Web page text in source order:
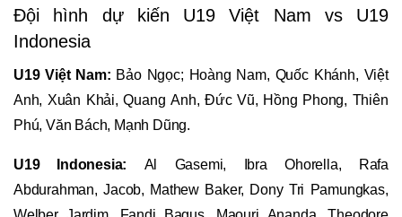
Đội hình dự kiến U19 Việt Nam vs U19
Indonesia
U19 Việt Nam: Bảo Ngọc; Hoàng Nam, Quốc Khánh, Việt
Anh, Xuân Khải, Quang Anh, Đức Vũ, Hồng Phong, Thiên
Phú, Văn Bách, Mạnh Dũng.
U19 Indonesia: Al Gasemi, Ibra Ohorella, Rafa
Abdurahman, Jacob, Mathew Baker, Dony Tri Pamungkas,